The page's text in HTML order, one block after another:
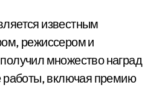
известным
режиссером и
множество наград
работы, включая премию